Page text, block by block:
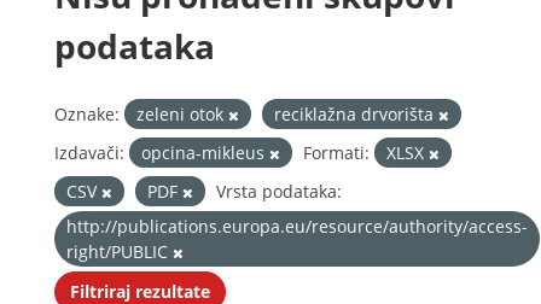
podataka
Oznake: zeleni otok
reciklažna drvorišta
Izdavači:
opcina-mikleus Formati:
XLSX
CSV
PDF
Vrsta podataka:
http://publications.europa.eu/resource/authority/access-
right/PUBLIC
Filtriraj rezultate